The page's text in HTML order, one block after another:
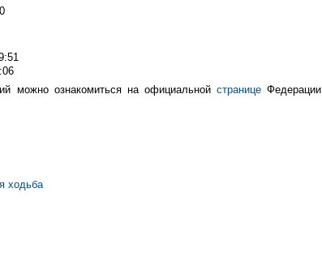
можно ознакомиться на официальнойстраницеФедерации
ходьба